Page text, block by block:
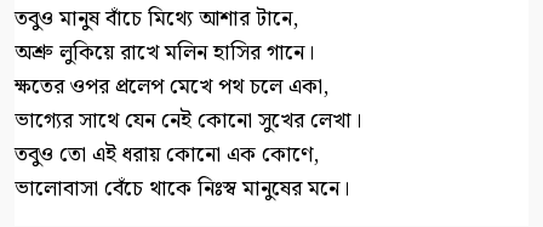
তবুও মানুষ বাঁচে মিথ্যে আশার টানে,
অশ্রু লুকিয়ে রাখে মলিন হাসির গানে।
ক্ষতের ওপর প্রলেপ মেখে পথ চলে একা,
ভাগ্যের সাথে যেন নেই কোনো সুখের লেখা।
তবুও তো এই ধরায় কোনো এক কোণে,
ভালোবাসা বেঁচে থাকে নিঃস্ব মানুষের মনে।